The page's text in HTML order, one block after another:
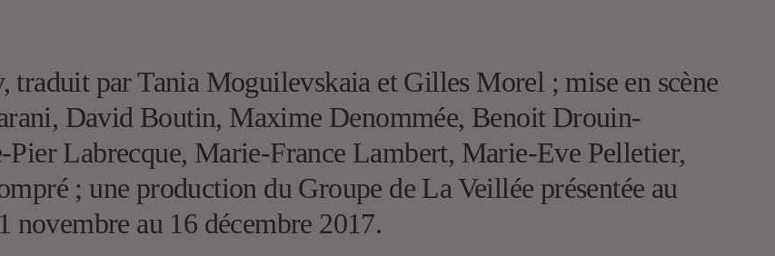
traduit par Tania Moguilevskaia et Gilles Morel ; mise en scène
David Boutin, Maxime Denommée, Benoit Drouin-
Labrecque, Marie-France Lambert, Marie-Eve Pelletier,
; une production du Groupe de La Veillée présentée au
au 16 décembre 2017.